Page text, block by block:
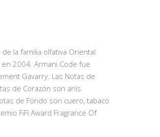
la familia olfativa Oriental
2004. Armani Code fue
Gavarry. Las Notas de
de Corazón son anís
de Fondo son cuero, tabaco
FiFi Award Fragrance Of